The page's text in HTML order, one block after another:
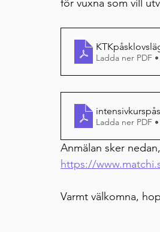
för vuxna som vill
Ladda ner PDF •
Ladda ner PDF •
Anmälan sker nedan,
https://
Varmt välkomna,